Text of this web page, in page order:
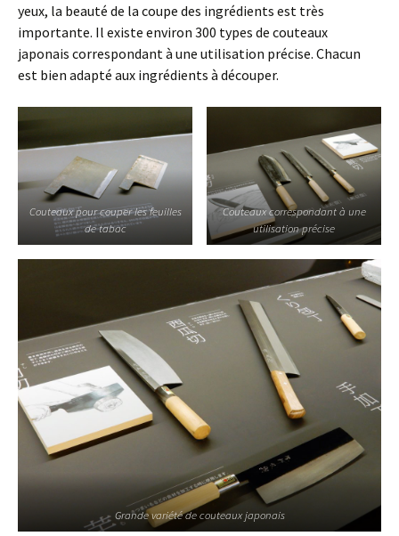
yeux, la beauté de la coupe des ingrédients est très
importante. Il existe environ 300 types de couteaux
japonais correspondant à une utilisation précise. Chacun
est bien adapté aux ingrédients à découper.
Couteaux pour couper les feuilles
de tabac
Couteaux correspondant à une
utilisation précise
Grande variété de couteaux japonais